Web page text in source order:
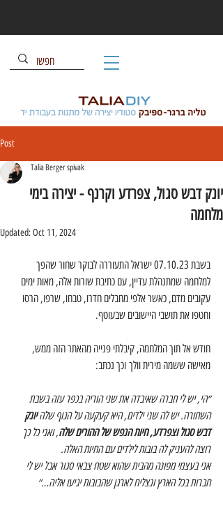
Post
יונק דבש סגול, צפרדע וקרנף - יצירה בימי
מלחמה
Talia Berger spivak
Updated:Oct 11, 2024
בשבת 07.10.23 ישראל התעוררה לבוקר שחור שהפך
למלחמה שמתנהלת עדיין, עם כתיבת שורות אלה, מאות ימים
עקובים מדם, כאשר אלפי מחבלים חדרו, טבחו, שרפו, הרסו
וחטפו את תושבי היישובים שבעוטף.
חודש אל תוך המלחמה, קיבלתי פנייה מהאתר הזה ממש,
מאישה ששמה מירית וולך וכך נכתב:
״הי, יש לי חברה שאיבדה את שני הוריה בכפר עזה בשבת
השחורה. יש לה שני ילדים, היא קעקעה על הגוף שלה יונק
דבש סגול וצפרדע, חיות הנפש של ההורים שלה, ואני כל כך
רוצה להעניק לה בובות לילדים עם החיות האלה.
אני בעצמי מפונה מהבית שהוא שטח צבאי סגור אבל יש לי
חברות בכל הארץ ונצליח לארגן שהבובות יגיעו אליה…״